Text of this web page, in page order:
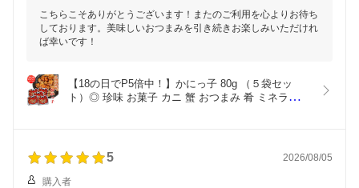
こちらこそありがとうございます！またのご利用を心よりお待ち
しております。美味しいおつまみを引き続きお楽しみいただけれ
ば幸いです！
【18の日でP5倍中！】かにっ子 80g （５袋セッ
ト）◎ 珍味 お菓子 カニ 蟹 おつまみ 肴 ミネラル
5 2026/08/05
購入者